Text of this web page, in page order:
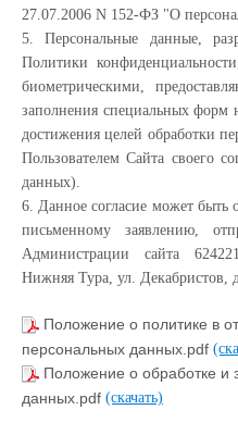
27.07.2006 N 152-ФЗ "О
5. Персональные данные,
Политики
биометрическими,
заполнения специальных форм
достижения целей обработки
Пользователем Сайта своего
данных).
6. Данное согласие может
письменному заявлению,
Администрации сайта
Нижняя Тура, ул. Декабристов,
Положение о политике в
персональных данных.pdf
Положение о обработке и
данных.pdf (скачать)